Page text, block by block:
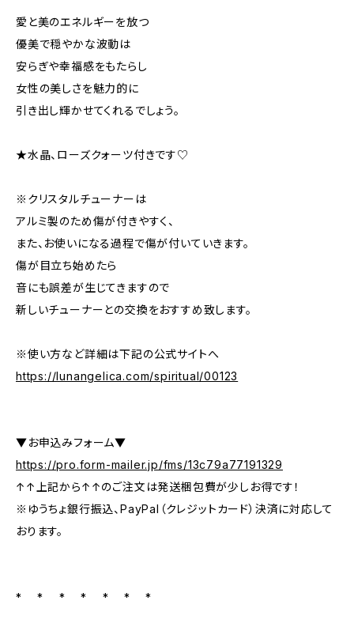
愛と美のエネルギーを放つ
優美で穏やかな波動は
安らぎや幸福感をもたらし
女性の美しさを魅力的に
引き出し輝かせてくれるでしょう。
★水晶、ローズクォーツ付きです♡
※クリスタルチューナーは
アルミ製のため傷が付きやすく、
また、お使いになる過程で傷が付いていきます。
傷が目立ち始めたら
音にも誤差が生じてきますので
新しいチューナーとの交換をおすすめ致します。
※使い方など詳細は下記の公式サイトへ
https://lunangelica.com/spiritual/00123
▼お申込みフォーム▼
https://pro.form-mailer.jp/fms/13c79a77191329
↑↑上記から↑↑のご注文は発送梱包費が少しお得です！
※ゆうちょ銀行振込、PayPal（クレジットカード）決済に対応して
おります。
* * * * * * *